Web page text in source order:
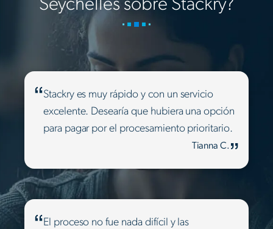
Stackry es muy rápido y con un servicio
excelente. Desearía que hubiera una opción
para pagar por el procesamiento prioritario.
Tianna C.
El proceso no fue nada difícil y las